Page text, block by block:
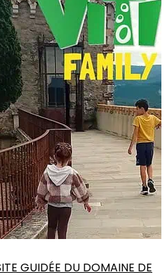
GUIDÉE DU DOMAINE DE